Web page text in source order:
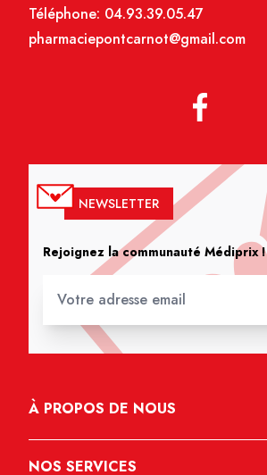
Téléphone: 04.93.39.05.47
pharmaciepontcarnot@gmail.com
NEWSLETTER
Rejoignez la communauté Médiprix !
À PROPOS DE NOUS
NOS SERVICES